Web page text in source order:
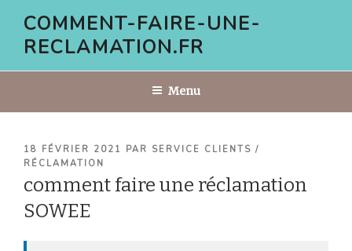
contenu
COMMENT-FAIRE-UNE-
RECLAMATION.FR
Menu
PUBLIÉ
LE
18 FÉVRIER 2021 PAR SERVICE CLIENTS /
RÉCLAMATION
comment faire une réclamation
SOWEE